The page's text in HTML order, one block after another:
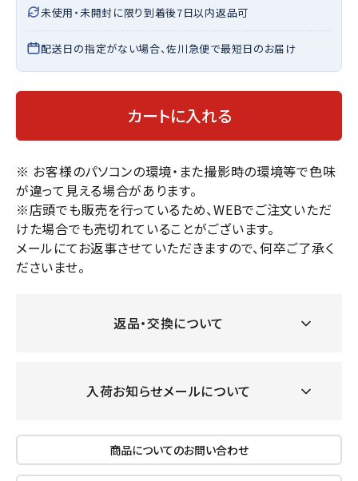
未使用・未開封に限り到着後7日以内返品可
配送日の指定がない場合、佐川急便で最短日のお届け
カートに入れる
※ お客様のパソコンの環境・また撮影時の環境等で色味
が違って見える場合があります。
※店頭でも販売を行っているため、WEBでご注文いただ
けた場合でも売切れていることがございます。
メールにてお返事させていただきますので、何卒ご了承く
ださいませ。
返品・交換について
入荷お知らせメールについて
商品についてのお問い合わせ